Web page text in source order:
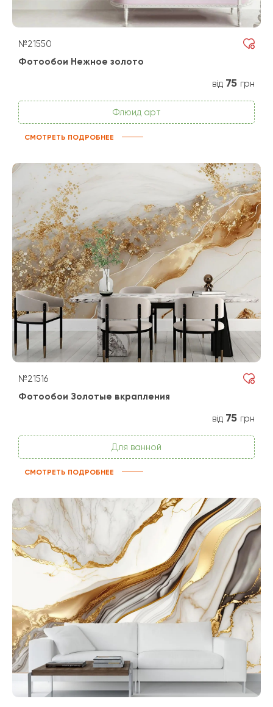
№21550
Фотообои Нежное золото
від 75 грн
Флюид арт
СМОТРЕТЬ ПОДРОБНЕЕ
№21516
Фотообои Золотые вкрапления
від 75 грн
Для ванной
СМОТРЕТЬ ПОДРОБНЕЕ